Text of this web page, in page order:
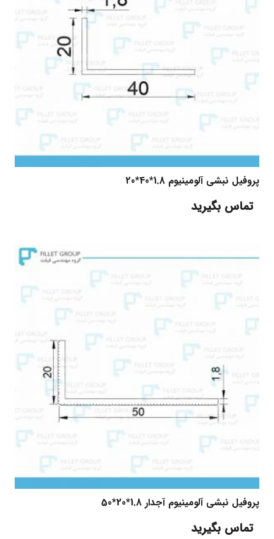
پروفیل نبشی آلومینیوم 1.8*40*20
تماس بگیرید
پروفیل نبشی آلومینیوم آجدار 1.8*20*50
تماس بگیرید